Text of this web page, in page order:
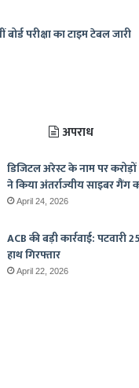
परीक्षा का टाइम टेबल जारी
अपराध
डिजिटल अरेस्ट के नाम पर
ने किया अंतर्राज्यीय साइबर गैंग
April 24, 2026
ACB की बड़ी कार्रवाई: पटवारी
हाथ गिरफ्तार
April 22, 2026